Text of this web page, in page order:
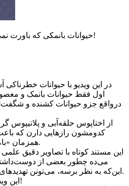
حیوانات بانمکی که باورت نمی‌شه چقدر خطرناک‌اند!
در این ویدیو با حیوانات
اول فقط حیوانات بانمک و
درواقع جزو حیوانات کشنده و
از اختاپوس حلقه‌آبی و پلاتیپوس
کدومشون رازهایی دارن که
همزمان «بامزه» و «مرگبار» باشن.
این مستند کوتاه با تصاویر دقیق
می‌ده چطور بعضی از
این‌که به نظر برسه، می‌تونن تهدیدهای جدی در طبیعت باشن.
👀 این ویدیو رو از دست ندین!